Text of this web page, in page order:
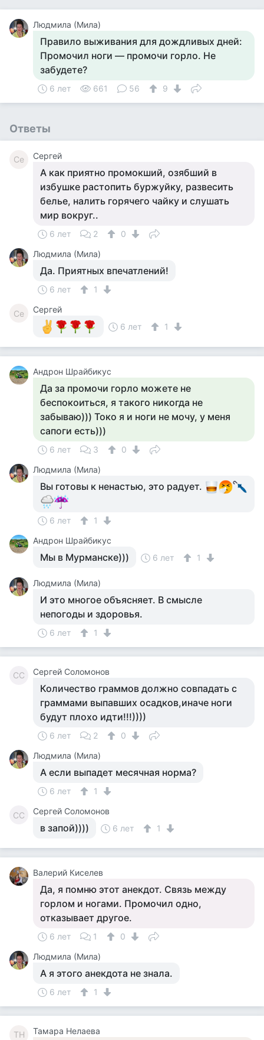
Людмила (Мила)
Правило выживания для дождливых дней:
Промочил ноги — промочи горло. Не
забудете?
6 лет 661 56 9
Ответы
Се Сергей
А как приятно промокший, озябший в
избушке растопить буржуйку, развесить
белье, налить горячего чайку и слушать
мир вокруг..
6 лет 2
0
Людмила (Мила)
Да. Приятных впечатлений!
6 лет 1
Се
Сергей
6 лет
1
Андрон Шрайбикус
Да за промочи горло можете не
беспокоиться, я такого никогда не
забываю))) Токо я и ноги не мочу, у меня
сапоги есть)))
6 лет 3
0
Людмила (Мила)
Вы готовы к ненастью, это радует.
6 лет
1
Андрон Шрайбикус
Мы в Мурманске))) 6 лет 1
Людмила (Мила)
И это многое объясняет. В смысле
непогоды и здоровья.
6 лет 1
СС Сергей Соломонов
Количество граммов должно совпадать с
граммами выпавших осадков,иначе ноги
будут плохо идти!!!))))
6 лет 2
0
Людмила (Мила)
А если выпадет месячная норма?
6 лет 1
СС Сергей Соломонов
в запой)))) 6 лет 1
Валерий Киселев
Да, я помню этот анекдот. Связь между
горлом и ногами. Промочил одно,
отказывает другое.
6 лет 1
0
Людмила (Мила)
А я этого анекдота не знала.
6 лет 1
ТН Тамара Нелаева